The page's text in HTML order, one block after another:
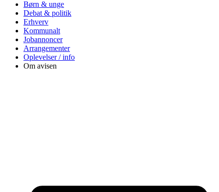
Børn & unge
Debat & politik
Erhverv
Kommunalt
Jobannoncer
Arrangementer
Oplevelser / info
Om avisen